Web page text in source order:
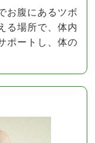
お腹にあるツボ
る場所で、体内
ポートし、体の